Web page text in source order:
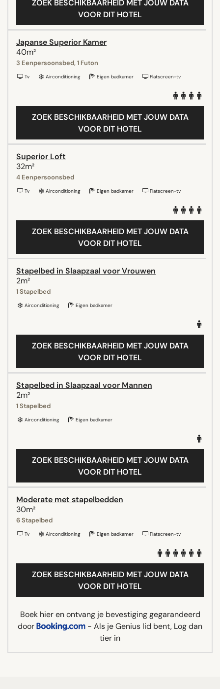
ZOEK BESCHIKBAARHEID MET JOUW DATA
VOOR DIT HOTEL
Japanse Superior Kamer
40m²
3 Eenpersoonsbed, 1 Futon
Tv Airconditioning Eigen badkamer Flatscreen-tv
ZOEK BESCHIKBAARHEID MET JOUW DATA
VOOR DIT HOTEL
Superior Loft
32m²
4 Eenpersoonsbed
Tv Airconditioning Eigen badkamer Flatscreen-tv
ZOEK BESCHIKBAARHEID MET JOUW DATA
VOOR DIT HOTEL
Stapelbed in Slaapzaal voor Vrouwen
2m²
1 Stapelbed
Airconditioning Eigen badkamer
ZOEK BESCHIKBAARHEID MET JOUW DATA
VOOR DIT HOTEL
Stapelbed in Slaapzaal voor Mannen
2m²
1 Stapelbed
Airconditioning Eigen badkamer
ZOEK BESCHIKBAARHEID MET JOUW DATA
VOOR DIT HOTEL
Moderate met stapelbedden
30m²
6 Stapelbed
Tv Airconditioning Eigen badkamer Flatscreen-tv
ZOEK BESCHIKBAARHEID MET JOUW DATA
VOOR DIT HOTEL
Boek hier en ontvang je bevestiging gegarandeerd
door
- Als je Genius lid bent, Log dan
tier in